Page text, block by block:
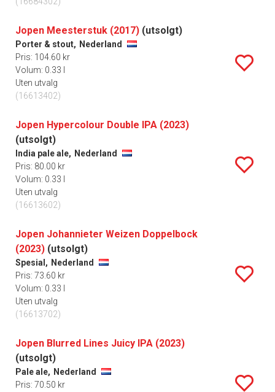
Jopen Meesterstuk (2017) (utsolgt)
Porter & stout, Nederland
Pris: 104.60 kr
Volum: 0.33 l
Uten utvalg
(16613402)
Jopen Hypercolour Double IPA (2023)
(utsolgt)
India pale ale, Nederland
Pris: 80.00 kr
Volum: 0.33 l
Uten utvalg
(16613602)
Jopen Johannieter Weizen Doppelbock
(2023) (utsolgt)
Spesial, Nederland
Pris: 73.60 kr
Volum: 0.33 l
Uten utvalg
(16613702)
Jopen Blurred Lines Juicy IPA (2023)
(utsolgt)
Pale ale, Nederland
Pris: 70.50 kr